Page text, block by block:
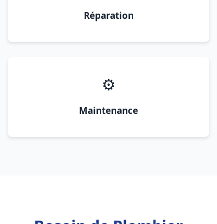
Réparation
⚙️
Maintenance